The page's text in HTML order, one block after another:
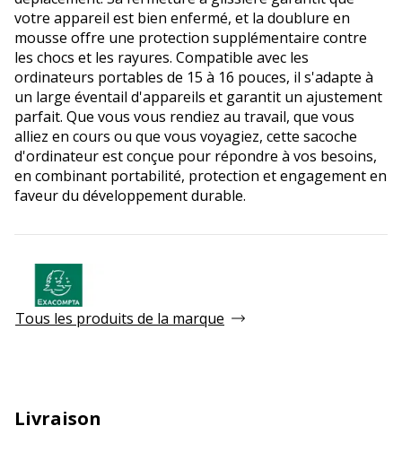
votre appareil est bien enfermé, et la doublure en
mousse offre une protection supplémentaire contre
les chocs et les rayures. Compatible avec les
ordinateurs portables de 15 à 16 pouces, il s'adapte à
un large éventail d'appareils et garantit un ajustement
parfait. Que vous vous rendiez au travail, que vous
alliez en cours ou que vous voyagiez, cette sacoche
d'ordinateur est conçue pour répondre à vos besoins,
en combinant portabilité, protection et engagement en
faveur du développement durable.
Tous les produits de la marque
Livraison